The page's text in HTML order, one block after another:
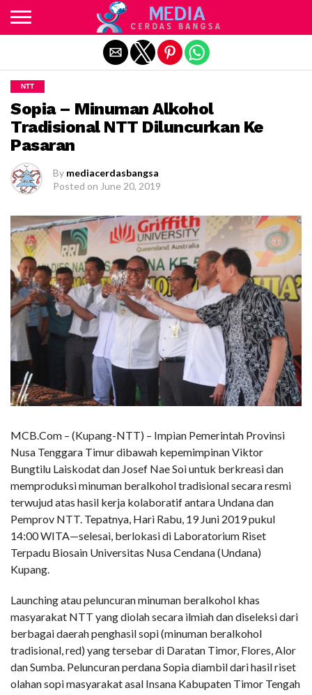
NTT
Sopia – Minuman Alkohol
Tradisional NTT Diluncurkan Ke
Pasaran
By mediacerdasbangsa
Posted on June 20, 2019
MCB.Com – (Kupang-NTT) – Impian Pemerintah Provinsi
Nusa Tenggara Timur dibawah kepemimpinan Viktor
Bungtilu Laiskodat dan Josef Nae Soi untuk berkreasi dan
memproduksi minuman beralkohol tradisional secara resmi
terwujud atas hasil kerja kolaboratif antara Undana dan
Pemprov NTT. Tepatnya, Hari Rabu, 19 Juni 2019 pukul
14:00 WITA—selesai, berlokasi di Laboratorium Riset
Terpadu Biosain Universitas Nusa Cendana (Undana)
Kupang.
Launching atau peluncuran minuman beralkohol khas
masyarakat NTT yang diolah secara ilmiah dan diseleksi dari
berbagai daerah penghasil sopi (minuman beralkohol
tradisional, red) yang tersebar di Daratan Timor, Flores, Alor
dan Sumba. Peluncuran perdana Sopia diambil dari hasil riset
olahan sopi masyarakat asal Insana Kabupaten Timor Tengah
Exit mobile version